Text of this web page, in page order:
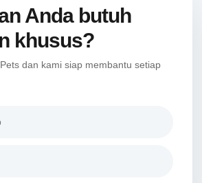
Anda butuh
khusus?
dan kami siap membantu setiap